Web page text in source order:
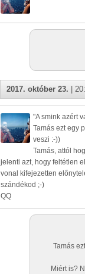
2017. október 23. |
"A smink azért
Tamás ezt egy
veszi :-))
Tamás, attól
jelenti azt, hogy feltétlen
vonal kifejezetten
szándékod ;-)
QQ
Tamás
Miért is?